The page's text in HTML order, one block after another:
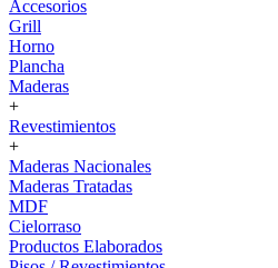
Accesorios
Grill
Horno
Plancha
Maderas
+
Revestimientos
+
Maderas Nacionales
Maderas Tratadas
MDF
Cielorraso
Productos Elaborados